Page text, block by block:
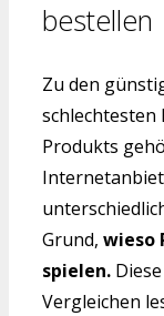
bestellen
Zu den
schlechtesten
Produkts
Grund, wieso
spielen.
Vergleichen